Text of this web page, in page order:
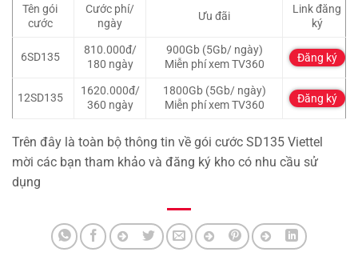
Tên gói
cước
Cước phí/
ngày
Ưu đãi
Link đăng
ký
6SD135
810.000đ/
180 ngày
900Gb (5Gb/ ngày)
Miễn phí xem TV360
Đăng ký
12SD135
1620.000đ/
360 ngày
1800Gb (5Gb/ ngày)
Miễn phí xem TV360
Đăng ký
Trên đây là toàn bộ thông tin về gói cước SD135 Viettel
mời các bạn tham khảo và đăng ký kho có nhu cầu sử
dụng